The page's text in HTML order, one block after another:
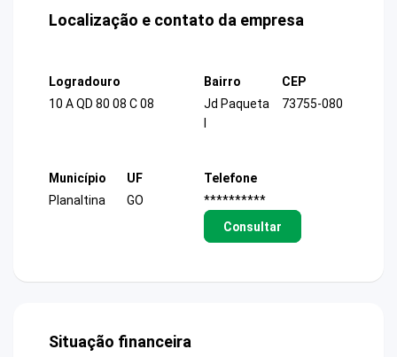
Localização e contato da empresa
Logradouro
10 A QD 80 08 C 08
Bairro
Jd Paqueta
CEP
73755-080
Município
Planaltina
UF
GO
Telefone
**********
Consultar
Situação financeira